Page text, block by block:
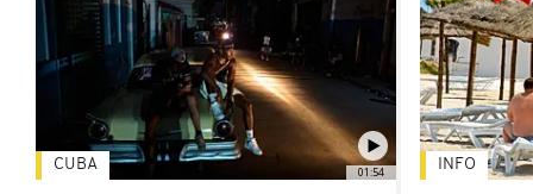
01:54
CUBA INFO